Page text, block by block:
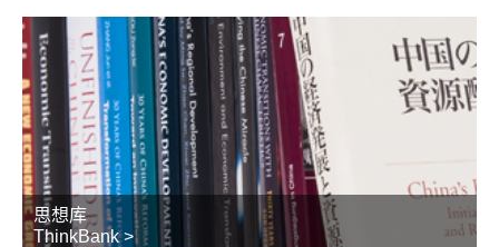
思想库
ThinkBank >